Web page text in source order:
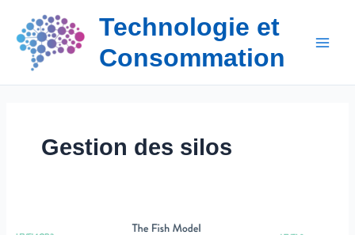
contenu
Technologie et
Consommation
Gestion des silos